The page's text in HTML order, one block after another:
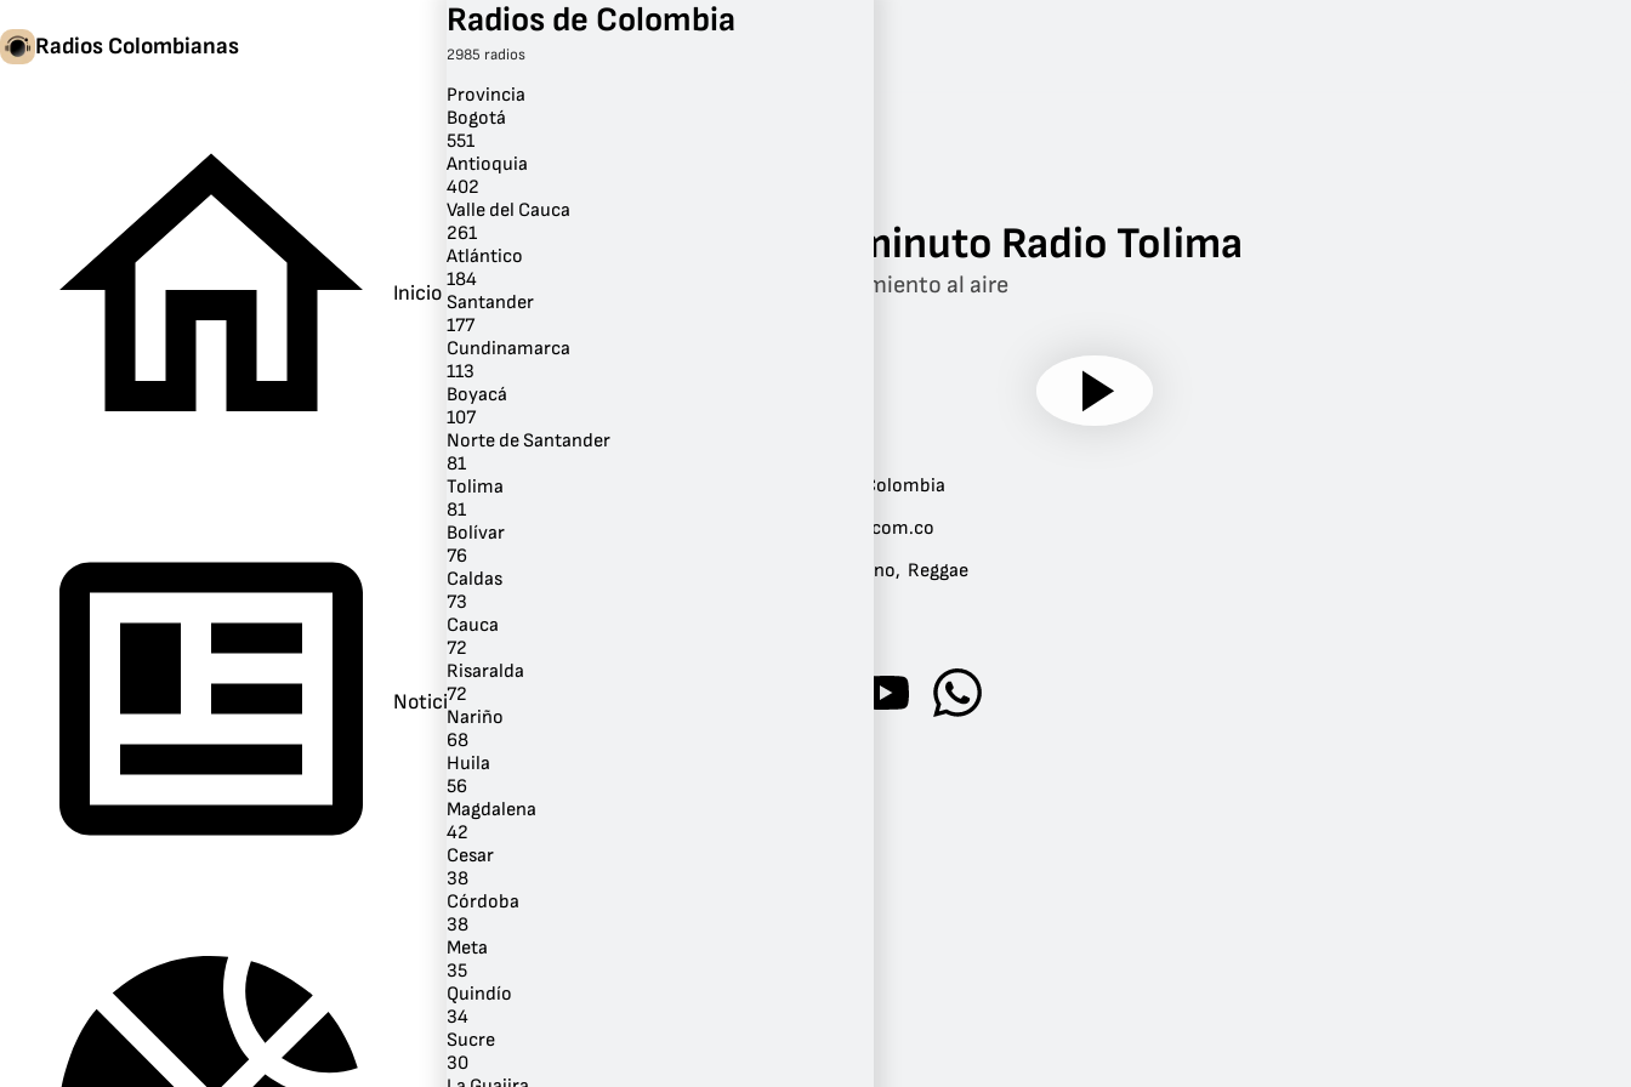
Radios Colombianas
Inicio
Noticias
Uniminuto Radio Tolima
Conocimiento al aire
Colombia
uniminutoradio.com.co
Latino, Reggae
Radios de Colombia
2985 radios
Provincia
Bogotá
551
Antioquia
402
Valle del Cauca
261
Atlántico
184
Santander
177
Cundinamarca
113
Boyacá
107
Norte de Santander
81
Tolima
81
Bolívar
76
Caldas
73
Cauca
72
Risaralda
72
Nariño
68
Huila
56
Magdalena
42
Cesar
38
Córdoba
38
Meta
35
Quindío
34
Sucre
30